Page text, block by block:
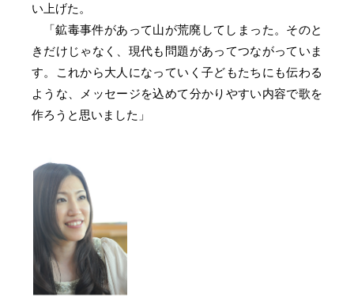
い上げた。
「鉱毒事件があって山が荒廃してしまった。そのと
きだけじゃなく、現代も問題があってつながっていま
す。これから大人になっていく子どもたちにも伝わる
ような、メッセージを込めて分かりやすい内容で歌を
作ろうと思いました」